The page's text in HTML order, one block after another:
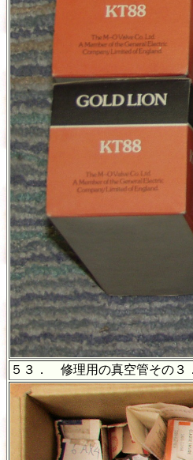
５３． 修理用の真空管その